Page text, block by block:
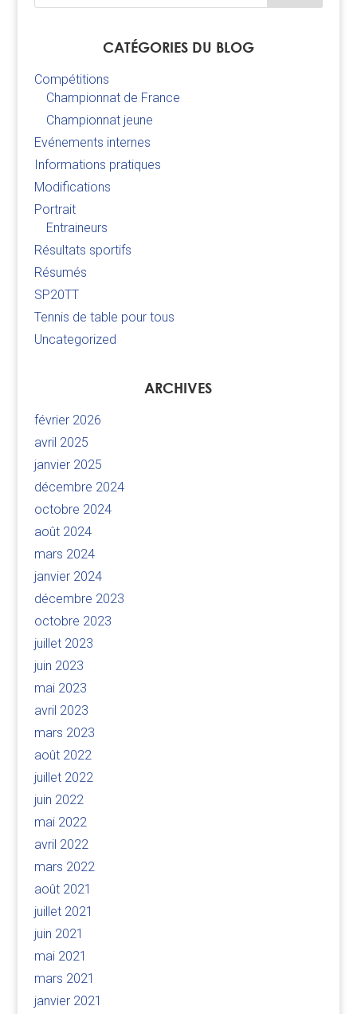
CATÉGORIES DU BLOG
Compétitions
Championnat de France
Championnat jeune
Evénements internes
Informations pratiques
Modifications
Portrait
Entraineurs
Résultats sportifs
Résumés
SP20TT
Tennis de table pour tous
Uncategorized
ARCHIVES
février 2026
avril 2025
janvier 2025
décembre 2024
octobre 2024
août 2024
mars 2024
janvier 2024
décembre 2023
octobre 2023
juillet 2023
juin 2023
mai 2023
avril 2023
mars 2023
août 2022
juillet 2022
juin 2022
mai 2022
avril 2022
mars 2022
août 2021
juillet 2021
juin 2021
mai 2021
mars 2021
janvier 2021